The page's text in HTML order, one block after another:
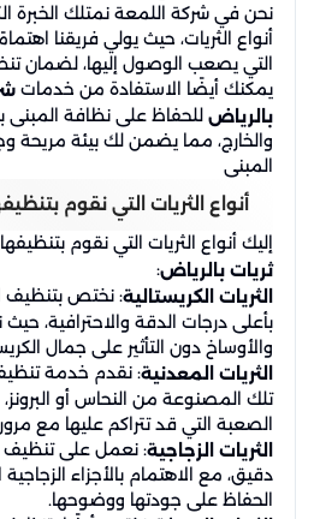
نحن في شركة اللمعة نمتلك الخبرة
أنواع الثريات، حيث يولي فريقنا
التي يصعب الوصول إليها، لضمان
يمكنك أيضًا الاستفادة من خدمات
بالرياض للحفاظ على نظافة المبنى
والخارج، مما يضمن لك بيئة مريحة
المبنى
أنواع الثريات التي نقوم
إليك أنواع الثريات التي نقوم
ثريات بالرياض:
الثريات الكريستالية: نختص بتنظيف
بأعلى درجات الدقة والاحترافية، حيث
والأوساخ دون التأثير على جمال
الثريات المعدنية: نقدم خدمة
تلك المصنوعة من النحاس أو البرونز،
الصعبة التي قد تتراكم عليها مع
الثريات الزجاجية: نعمل على تنظيف
دقيق، مع الاهتمام بالأجزاء
الحفاظ على جودتها ووضوحها.